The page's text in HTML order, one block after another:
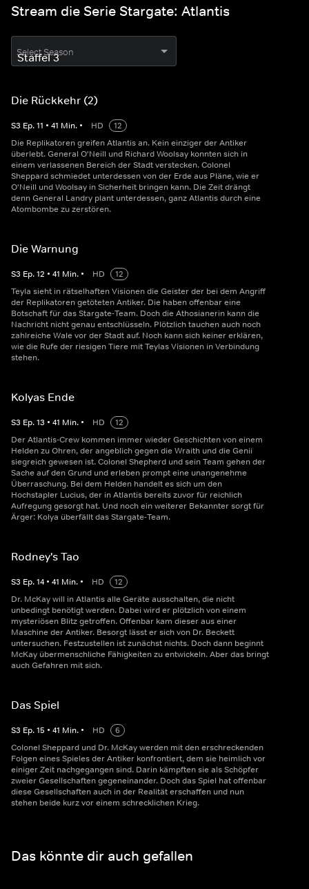
Stream die Serie Stargate: Atlantis
Select Season
Die Rückkehr (2)
S3 Ep.11 • 41 Min. • HD
12
Die Replikatoren greifen Atlantis an. Kein einziger der Antiker
überlebt. General O'Neill und Richard Woolsay konnten sich in
einem verlassenen Bereich der Stadt verstecken. Colonel
Sheppard schmiedet unterdessen von der Erde aus Pläne, wie er
O'Neill und Woolsay in Sicherheit bringen kann. Die Zeit drängt
denn General Landry plant unterdessen, ganz Atlantis durch eine
Atombombe zu zerstören.
Die Warnung
S3 Ep.12 • 41 Min. • HD
12
Teyla sieht in rätselhaften Visionen die Geister der bei dem Angriff
der Replikatoren getöteten Antiker. Die haben offenbar eine
Botschaft für das Stargate-Team. Doch die Athosianerin kann die
Nachricht nicht genau entschlüsseln. Plötzlich tauchen auch noch
zahlreiche Wale vor der Stadt auf. Noch kann sich keiner erklären,
wie die Rufe der riesigen Tiere mit Teylas Visionen in Verbindung
stehen.
Kolyas Ende
S3 Ep.13 • 41 Min. • HD
12
Der Atlantis-Crew kommen immer wieder Geschichten von einem
Helden zu Ohren, der angeblich gegen die Wraith und die Genii
siegreich gewesen ist. Colonel Shepherd und sein Team gehen der
Sache auf den Grund und erleben prompt eine unangenehme
Überraschung. Bei dem Helden handelt es sich um den
Hochstapler Lucius, der in Atlantis bereits zuvor für reichlich
Aufregung gesorgt hat. Und noch ein weiterer Bekannter sorgt für
Ärger: Kolya überfällt das Stargate-Team.
Rodney's Tao
S3 Ep.14 • 41 Min. • HD
12
Dr. McKay will in Atlantis alle Geräte ausschalten, die nicht
unbedingt benötigt werden. Dabei wird er plötzlich von einem
mysteriösen Blitz getroffen. Offenbar kam dieser aus einer
Maschine der Antiker. Besorgt lässt er sich von Dr. Beckett
untersuchen. Festzustellen ist zunächst nichts. Doch dann beginnt
McKay übermenschliche Fähigkeiten zu entwickeln. Aber das bringt
auch Gefahren mit sich.
Das Spiel
S3 Ep.15 • 41 Min. • HD
6
Colonel Sheppard und Dr. McKay werden mit den erschreckenden
Folgen eines Spieles der Antiker konfrontiert, dem sie heimlich vor
einiger Zeit nachgegangen sind. Darin kämpften sie als Schöpfer
zweier Gesellschaften gegeneinander. Doch das Spiel hat offenbar
diese Gesellschaften auch in der Realität erschaffen und nun
stehen beide kurz vor einem schrecklichen Krieg.
Das könnte dir auch gefallen